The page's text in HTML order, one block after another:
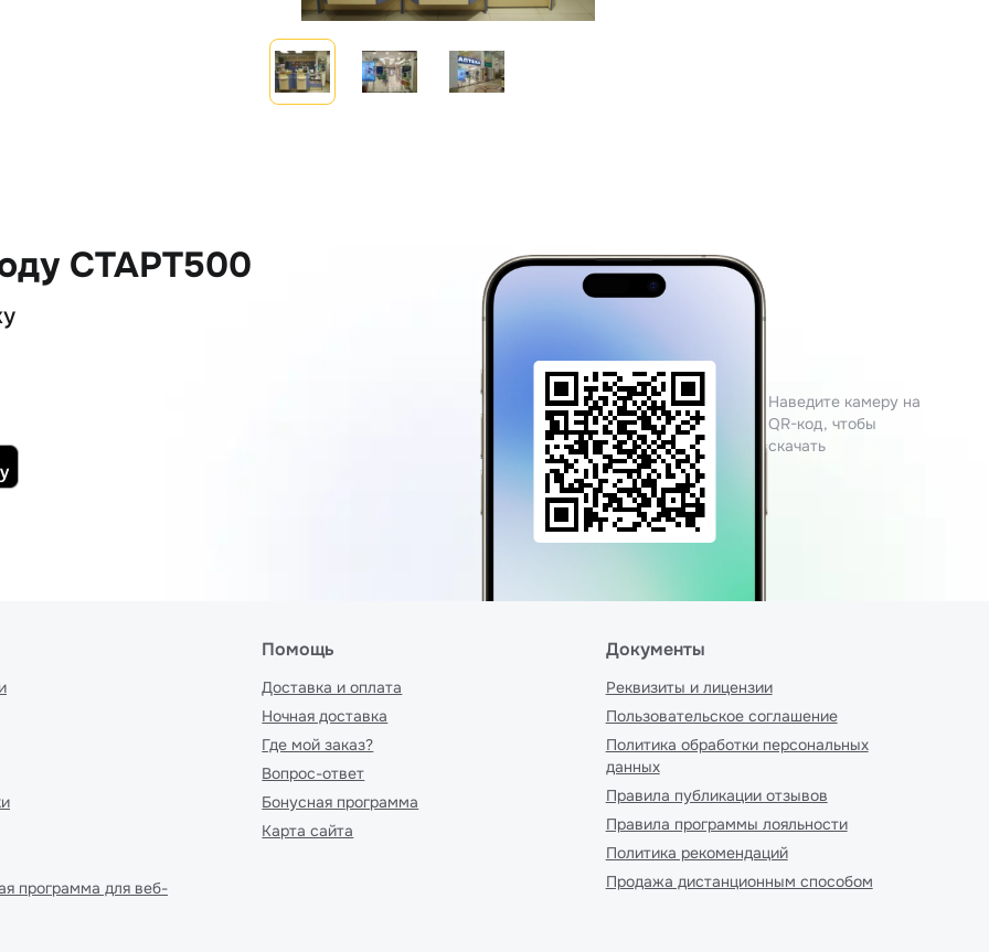
СТАРТ500
Наведите камеру на
QR-код, чтобы
скачать
программа для веб-
Помощь
Доставка и оплата
Ночная доставка
Где мой заказ?
Вопрос-ответ
Бонусная программа
Карта сайта
Документы
Реквизиты и лицензии
Пользовательское соглашение
Политика обработки персональных
данных
Правила публикации отзывов
Правила программы лояльности
Политика рекомендаций
Продажа дистанционным способом